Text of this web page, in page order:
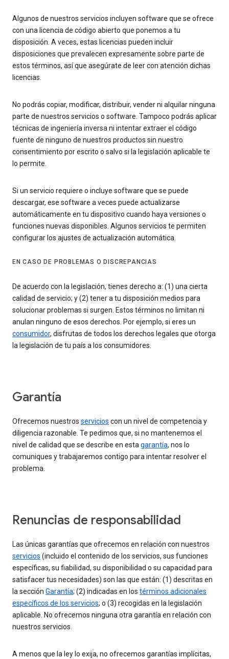
Algunos de nuestros servicios incluyen software que se ofrece
con una licencia de código abierto que ponemos a tu
disposición. A veces, estas licencias pueden incluir
disposiciones que prevalecen expresamente sobre parte de
estos términos, así que asegúrate de leer con atención dichas
licencias.
No podrás copiar, modificar, distribuir, vender ni alquilar ninguna
parte de nuestros servicios o software. Tampoco podrás aplicar
técnicas de ingeniería inversa ni intentar extraer el código
fuente de ninguno de nuestros productos sin nuestro
consentimiento por escrito o salvo si la legislación aplicable te
lo permite.
Si un servicio requiere o incluye software que se puede
descargar, ese software a veces puede actualizarse
automáticamente en tu dispositivo cuando haya versiones o
funciones nuevas disponibles. Algunos servicios te permiten
configurar los ajustes de actualización automática.
EN CASO DE PROBLEMAS O DISCREPANCIAS
De acuerdo con la legislación, tienes derecho a: (1) una cierta
calidad de servicio; y (2) tener a tu disposición medios para
solucionar problemas si surgen. Estos términos no limitan ni
anulan ninguno de esos derechos. Por ejemplo, si eres un
consumidor, disfrutas de todos los derechos legales que otorga
la legislación de tu país a los consumidores.
Garantía
Ofrecemos nuestros servicios con un nivel de competencia y
diligencia razonable. Te pedimos que, si no mantenemos el
nivel de calidad que se describe en estagarantía, nos lo
comuniques y trabajaremos contigo para intentar resolver el
problema.
Renuncias de responsabilidad
Las únicas garantías que ofrecemos en relación con nuestros
servicios (incluido el contenido de los servicios, sus funciones
específicas, su fiabilidad, su disponibilidad o su capacidad para
satisfacer tus necesidades) son las que están: (1) descritas en
la sección Garantía; (2) indicadas en los términos adicionales
específicos de los servicios; o (3) recogidas en la legislación
aplicable. No ofrecemos ninguna otra garantía en relación con
nuestros servicios.
A menos que la ley lo exija, no ofrecemos garantías implícitas,